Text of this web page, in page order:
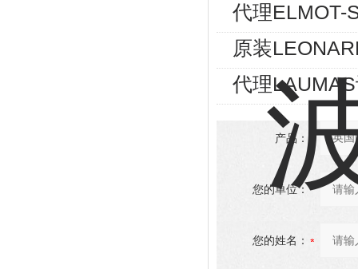
代理ELMOT-
原装
代理
产品：
您的单位：
您的姓名：